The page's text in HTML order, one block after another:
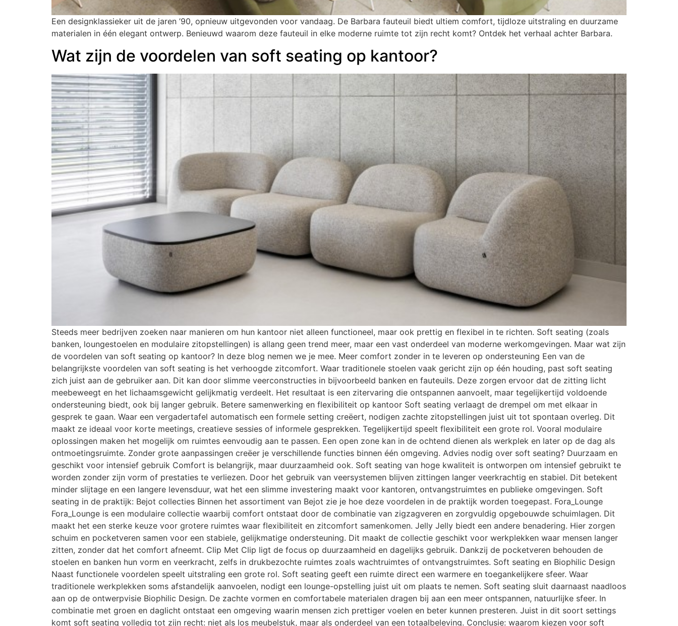
Een designklassieker uit de jaren ’90, opnieuw uitgevonden voor vandaag. De Barbara fauteuil biedt ultiem comfort, tijdloze uitstraling en duurzame
materialen in één elegant ontwerp. Benieuwd waarom deze fauteuil in elke moderne ruimte tot zijn recht komt? Ontdek het verhaal achter Barbara.
Wat zijn de voordelen van soft seating op kantoor?
Steeds meer bedrijven zoeken naar manieren om hun kantoor niet alleen functioneel, maar ook prettig en flexibel in te richten. Soft seating (zoals
banken, loungestoelen en modulaire zitopstellingen) is allang geen trend meer, maar een vast onderdeel van moderne werkomgevingen. Maar wat zijn
de voordelen van soft seating op kantoor? In deze blog nemen we je mee. Meer comfort zonder in te leveren op ondersteuning Een van de
belangrijkste voordelen van soft seating is het verhoogde zitcomfort. Waar traditionele stoelen vaak gericht zijn op één houding, past soft seating
zich juist aan de gebruiker aan. Dit kan door slimme veerconstructies in bijvoorbeeld banken en fauteuils. Deze zorgen ervoor dat de zitting licht
meebeweegt en het lichaamsgewicht gelijkmatig verdeelt. Het resultaat is een zitervaring die ontspannen aanvoelt, maar tegelijkertijd voldoende
ondersteuning biedt, ook bij langer gebruik. Betere samenwerking en flexibiliteit op kantoor Soft seating verlaagt de drempel om met elkaar in
gesprek te gaan. Waar een vergadertafel automatisch een formele setting creëert, nodigen zachte zitopstellingen juist uit tot spontaan overleg. Dit
maakt ze ideaal voor korte meetings, creatieve sessies of informele gesprekken. Tegelijkertijd speelt flexibiliteit een grote rol. Vooral modulaire
oplossingen maken het mogelijk om ruimtes eenvoudig aan te passen. Een open zone kan in de ochtend dienen als werkplek en later op de dag als
ontmoetingsruimte. Zonder grote aanpassingen creëer je verschillende functies binnen één omgeving. Advies nodig over soft seating? Duurzaam en
geschikt voor intensief gebruik Comfort is belangrijk, maar duurzaamheid ook. Soft seating van hoge kwaliteit is ontworpen om intensief gebruikt te
worden zonder zijn vorm of prestaties te verliezen. Door het gebruik van veersystemen blijven zittingen langer veerkrachtig en stabiel. Dit betekent
minder slijtage en een langere levensduur, wat het een slimme investering maakt voor kantoren, ontvangstruimtes en publieke omgevingen. Soft
seating in de praktijk: Bejot collecties Binnen het assortiment van Bejot zie je hoe deze voordelen in de praktijk worden toegepast. Fora_Lounge
Fora_Lounge is een modulaire collectie waarbij comfort ontstaat door de combinatie van zigzagveren en zorgvuldig opgebouwde schuimlagen. Dit
maakt het een sterke keuze voor grotere ruimtes waar flexibiliteit en zitcomfort samenkomen. Jelly Jelly biedt een andere benadering. Hier zorgen
schuim en pocketveren samen voor een stabiele, gelijkmatige ondersteuning. Dit maakt de collectie geschikt voor werkplekken waar mensen langer
zitten, zonder dat het comfort afneemt. Clip Met Clip ligt de focus op duurzaamheid en dagelijks gebruik. Dankzij de pocketveren behouden de
stoelen en banken hun vorm en veerkracht, zelfs in drukbezochte ruimtes zoals wachtruimtes of ontvangstruimtes. Soft seating en Biophilic Design
Naast functionele voordelen speelt uitstraling een grote rol. Soft seating geeft een ruimte direct een warmere en toegankelijkere sfeer. Waar
traditionele werkplekken soms afstandelijk aanvoelen, nodigt een lounge-opstelling juist uit om plaats te nemen. Soft seating sluit daarnaast naadloos
aan op de ontwerpvisie Biophilic Design. De zachte vormen en comfortabele materialen dragen bij aan een meer ontspannen, natuurlijke sfeer. In
combinatie met groen en daglicht ontstaat een omgeving waarin mensen zich prettiger voelen en beter kunnen presteren. Juist in dit soort settings
komt soft seating volledig tot zijn recht: niet als los meubelstuk, maar als onderdeel van een totaalbeleving. Conclusie: waarom kiezen voor soft